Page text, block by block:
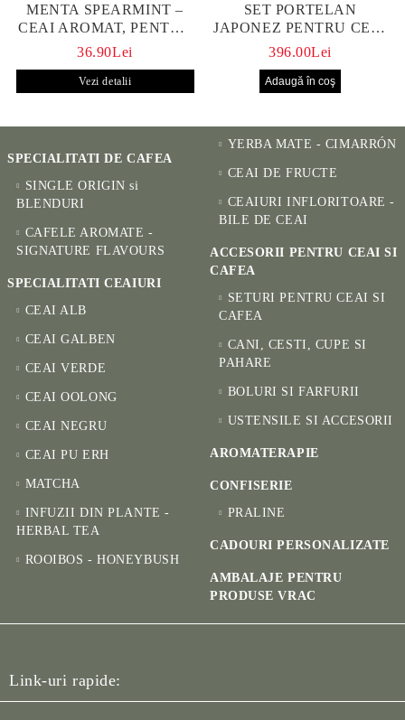
MENTA SPEARMINT –
CEAI AROMAT, PENTRU
CALM ȘI BENEFIC
36.90Lei
Vezi detalii
SET PORTELAN
JAPONEZ PENTRU CEAI
HANAKO, CEAINIC SI 4
396.00Lei
SPECIALITATI DE CAFEA
SINGLE ORIGIN si
BLENDURI
CAFELE AROMATE -
SIGNATURE FLAVOURS
SPECIALITATI CEAIURI
CEAI ALB
CEAI GALBEN
CEAI VERDE
CEAI OOLONG
CEAI NEGRU
CEAI PU ERH
MATCHA
INFUZII DIN PLANTE -
HERBAL TEA
ROOIBOS - HONEYBUSH
YERBA MATE - CIMARRÓN
CEAI DE FRUCTE
CEAIURI INFLORITOARE -
BILE DE CEAI
ACCESORII PENTRU CEAI SI
CAFEA
SETURI PENTRU CEAI SI
CAFEA
CANI, CESTI, CUPE SI
PAHARE
BOLURI SI FARFURII
USTENSILE SI ACCESORII
AROMATERAPIE
CONFISERIE
PRALINE
CADOURI PERSONALIZATE
AMBALAJE PENTRU
PRODUSE VRAC
Link-uri rapide: